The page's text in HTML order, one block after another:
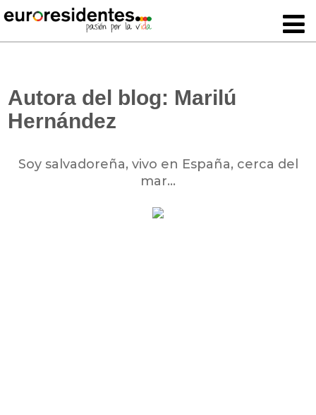
Autora del blog: Marilú
Hernández
Soy salvadoreña, vivo en España, cerca del
mar…